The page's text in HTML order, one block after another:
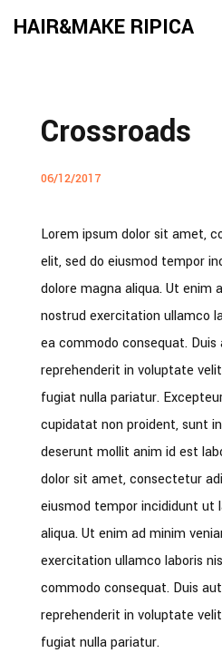
HAIR&MAKE RIPICA
Crossroads
06/12/2017
Lorem ipsum dolor sit amet,
elit, sed do eiusmod tempor
dolore magna aliqua. Ut enim
nostrud exercitation ullamco
ea commodo consequat. Duis
reprehenderit in voluptate
fugiat nulla pariatur.
cupidatat non proident, sunt
deserunt mollit anim id est
dolor sit amet, consectetur
eiusmod tempor incididunt ut
aliqua. Ut enim ad minim
exercitation ullamco laboris
commodo consequat. Duis
reprehenderit in voluptate
fugiat nulla pariatur.